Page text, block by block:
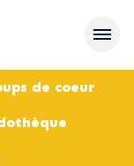
de coeur